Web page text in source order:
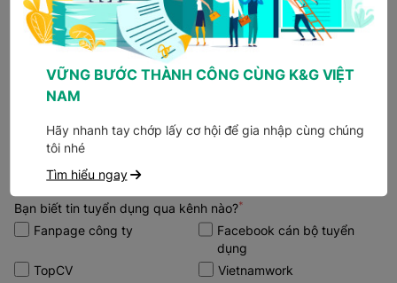
(tối đa 3 file)
Tải CV có mẫu
Bạn biết tin tuyển dụng qua kênh nào?*
Fanpage công ty
Facebook cán bộ tuyển
dụng
TopCV
Vietnamwork
VỮNG BƯỚC THÀNH CÔNG CÙNG K&G VIỆT
NAM
Hãy nhanh tay chớp lấy cơ hội để gia nhập cùng chúng
tôi nhé
Tìm hiểu ngay